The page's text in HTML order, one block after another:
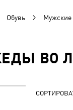
Обувь Мужские
ВО